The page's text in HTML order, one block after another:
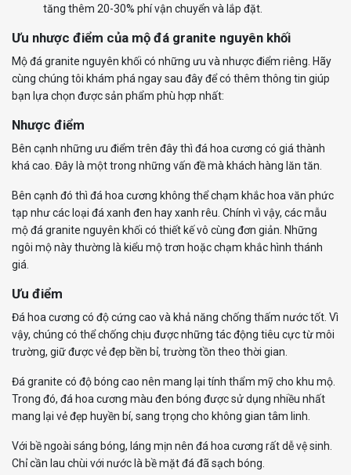
tăng thêm 20-30% phí vận chuyển và lắp đặt.
Ưu nhược điểm của mộ đá granite nguyên khối
Mộ đá granite nguyên khối có những ưu và nhược điểm riêng. Hãy
cùng chúng tôi khám phá ngay sau đây để có thêm thông tin giúp
bạn lựa chọn được sản phẩm phù hợp nhất:
Nhược điểm
Bên cạnh những ưu điểm trên đây thì đá hoa cương có giá thành
khá cao. Đây là một trong những vấn đề mà khách hàng lăn tăn.
Bên cạnh đó thì đá hoa cương không thể chạm khắc hoa văn phức
tạp như các loại đá xanh đen hay xanh rêu. Chính vì vậy, các mẫu
mộ đá granite nguyên khối có thiết kế vô cùng đơn giản. Những
ngôi mộ này thường là kiểu mộ trơn hoặc chạm khắc hình thánh
giá.
Ưu điểm
Đá hoa cương có độ cứng cao và khả năng chống thấm nước tốt. Vì
vậy, chúng có thể chống chịu được những tác động tiêu cực từ môi
trường, giữ được vẻ đẹp bền bỉ, trường tồn theo thời gian.
Đá granite có độ bóng cao nên mang lại tính thẩm mỹ cho khu mộ.
Trong đó, đá hoa cương màu đen bóng được sử dụng nhiều nhất
mang lại vẻ đẹp huyền bí, sang trọng cho không gian tâm linh.
Với bề ngoài sáng bóng, láng mịn nên đá hoa cương rất dễ vệ sinh.
Chỉ cần lau chùi với nước là bề mặt đá đã sạch bóng.